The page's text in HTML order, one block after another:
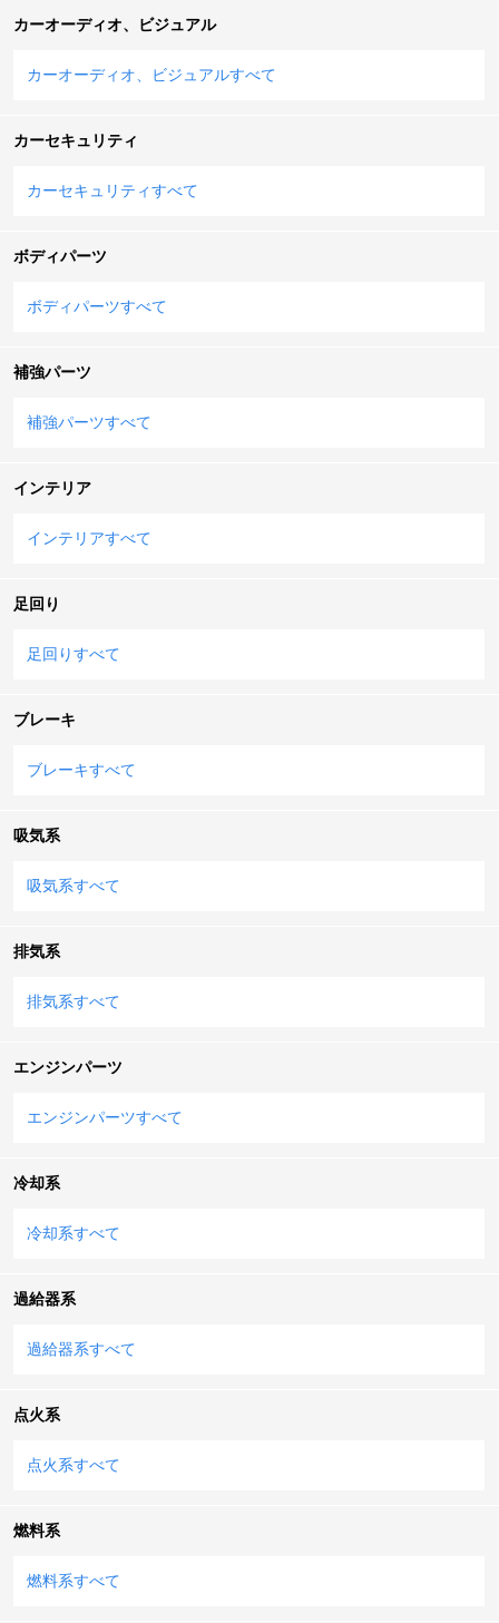
カーオーディオ、ビジュアル
カーオーディオ、ビジュアルすべて
カーセキュリティ
カーセキュリティすべて
ボディパーツ
ボディパーツすべて
補強パーツ
補強パーツすべて
インテリア
インテリアすべて
足回り
足回りすべて
ブレーキ
ブレーキすべて
吸気系
吸気系すべて
排気系
排気系すべて
エンジンパーツ
エンジンパーツすべて
冷却系
冷却系すべて
過給器系
過給器系すべて
点火系
点火系すべて
燃料系
燃料系すべて